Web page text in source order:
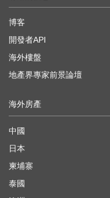
博客
開發者API
海外樓盤
地產界專家前景論壇
海外房產
中國
日本
柬埔寨
泰國